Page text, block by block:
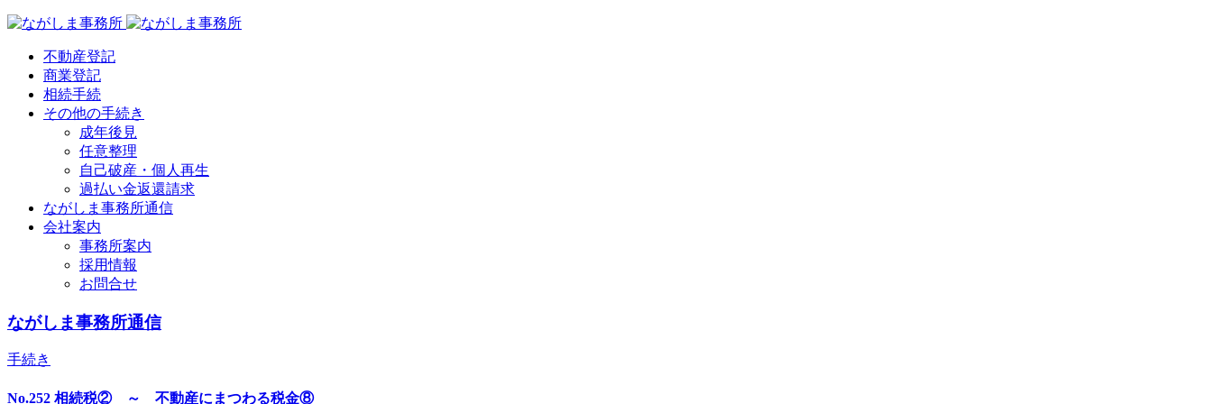
不動産登記
商業登記
相続手続
その他の手続き
成年後見
任意整理
自己破産・個人再生
過払い金返還請求
ながしま事務所通信
会社案内
事務所案内
採用情報
お問合せ
ながしま事務所通信
手続き
No.252 相続税② ～ 不動産にまつわる税金⑧